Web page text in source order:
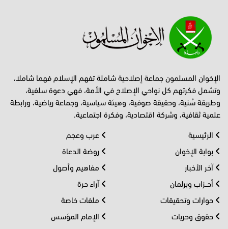
الإخوان المسلمون جماعة إصلاحية شاملة تفهم الإسلام فهما شاملا،
وتشمل فكرتهم كل نواحي الإصلاح في الأمة، فهي دعوة سلفية،
وطريقة سُنية، وحقيقة صوفية، وهيئة سياسية، وجماعة رياضية، ورابطة
علمية ثقافية، وشركة اقتصادية، وفكرة اجتماعية.
الرئيسية
بوابة الإخوان
آخر الأخبار
أحــزاب وبرلمان
حوارات وتحقيقات
حقوق وحريات
عرب وعجم
روضة الدعاة
مفاهيم وأصول
آراء حرة
ملفات خاصة
الإمام المؤسس